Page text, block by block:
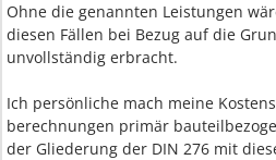
Ohne die genannten Leistungen
diesen Fällen bei Bezug auf die
unvollständig erbracht.
Ich persönliche mach meine
berechnungen primär
der Gliederung der DIN 276 mit